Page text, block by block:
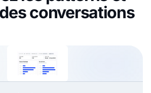
conversations